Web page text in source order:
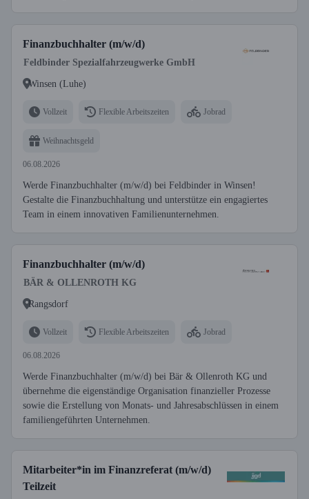
Finanzbuchhalter (m/w/d)
Feldbinder Spezialfahrzeugwerke GmbH
Winsen (Luhe)
Vollzeit Flexible Arbeitszeiten Jobrad
Weihnachtsgeld
06.08.2026
Werde Finanzbuchhalter (m/w/d) bei Feldbinder in Winsen!
Gestalte die Finanzbuchhaltung und unterstütze ein engagiertes
Team in einem innovativen Familienunternehmen.
Finanzbuchhalter (m/w/d)
BÄR & OLLENROTH KG
Rangsdorf
Vollzeit Flexible Arbeitszeiten Jobrad
06.08.2026
Werde Finanzbuchhalter (m/w/d) bei Bär & Ollenroth KG und
übernehme die eigenständige Organisation finanzieller Prozesse
sowie die Erstellung von Monats- und Jahresabschlüssen in einem
familiengeführten Unternehmen.
Mitarbeiter*in im Finanzreferat (m/w/d)
Teilzeit